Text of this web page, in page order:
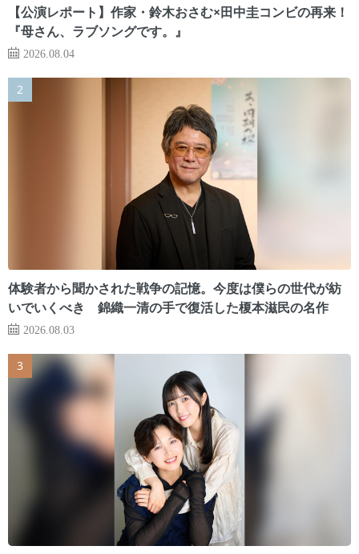
【公演レポート】作家・鈴木おさむ×田中圭コンビの再来！
『母さん、ラブソングです。』
2026.08.04
体験者から聞かされた戦争の記憶。今度は僕らの世代が紡
いでいくべき 錦織一清の手で復活した榎本滋民の名作
2026.08.03